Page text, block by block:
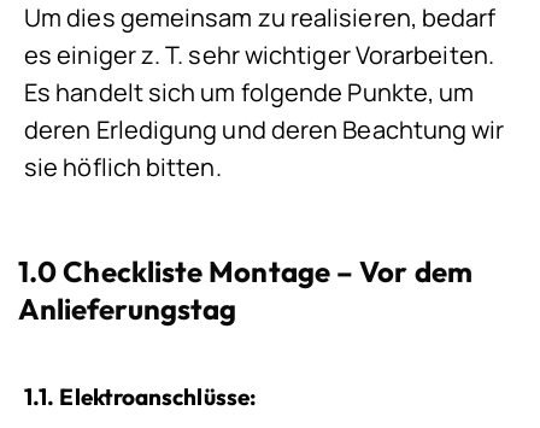
Um dies gemeinsam zu realisieren, bedarf
es einiger z. T. sehr wichtiger Vorarbeiten.
Es handelt sich um folgende Punkte, um
deren Erledigung und deren Beachtung wir
sie höflich bitten.
1.0 Checkliste Montage – Vor dem
Anlieferungstag
1.1. Elektroanschlüsse: